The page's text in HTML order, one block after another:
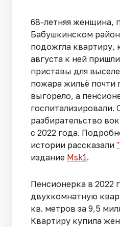
68-летняя женщина,
Бабушкинском
подожгла квартиру,
августа к ней
приставы для
пожара жильё почти
выгорело, а
госпитализировали.
разбирательство
с 2022 года.
истории рассказали
издание Msk1.
Пенсионерка в 2022
двухкомнатную
кв. метров за 9,5
Квартиру купила